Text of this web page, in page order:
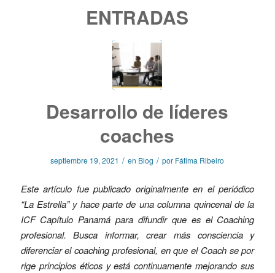
ENTRADAS
Desarrollo de líderes
coaches
septiembre 19, 2021 / en Blog / por Fátima Ribeiro
Este artículo fue publicado originalmente en el periódico
“La Estrella” y hace parte de una columna quincenal de la
ICF Capítulo Panamá para difundir que es el Coaching
profesional. Busca informar, crear más consciencia y
diferenciar el coaching profesional, en que el Coach se por
rige principios éticos y está continuamente mejorando sus